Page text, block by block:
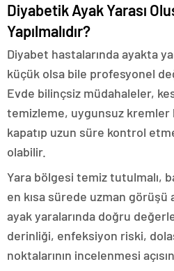
Diyabetik Ayak Yarası
Yapılmalıdır?
Diyabet hastalarında ayakta
küçük olsa bile profesyonel
Evde bilinçsiz müdahaleler,
temizleme, uygunsuz kremler
kapatıp uzun süre kontrol
olabilir.
Yara bölgesi temiz tutulmalı,
en kısa sürede uzman görüşü
ayak yaralarında doğru
derinliği, enfeksiyon riski,
noktalarının incelenmesi